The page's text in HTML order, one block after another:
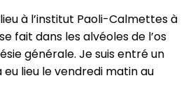
à l’institut Paoli-Calmettes à
fait dans les alvéoles de l’os
générale. Je suis entré un
lieu le vendredi matin au